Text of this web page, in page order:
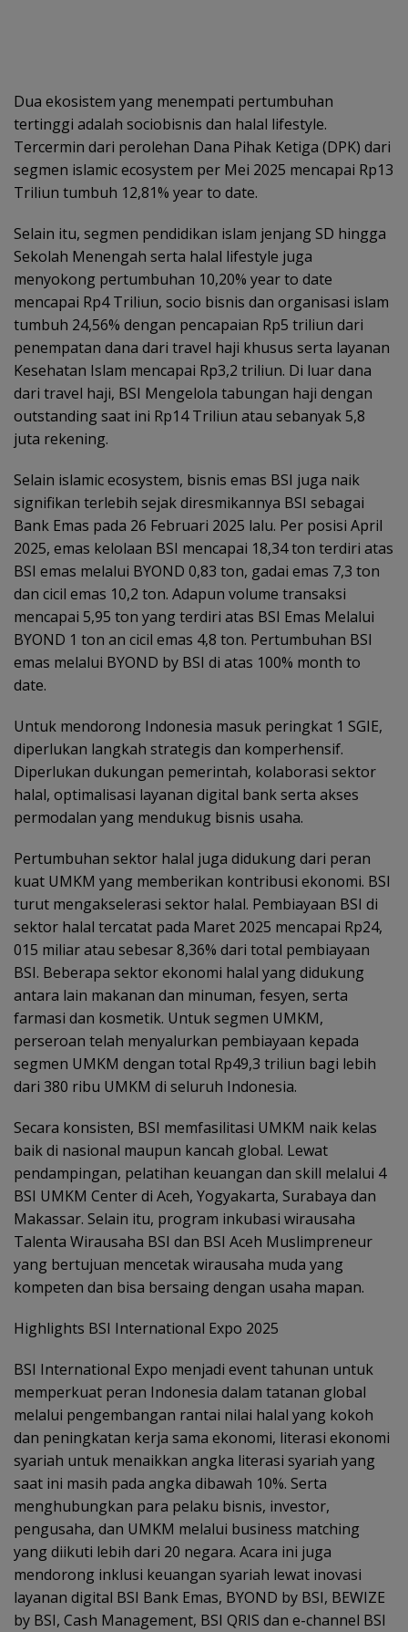
Dua ekosistem yang menempati pertumbuhan
tertinggi adalah sociobisnis dan halal lifestyle.
Tercermin dari perolehan Dana Pihak Ketiga (DPK) dari
segmen islamic ecosystem per Mei 2025 mencapai Rp13
Triliun tumbuh 12,81% year to date.
Selain itu, segmen pendidikan islam jenjang SD hingga
Sekolah Menengah serta halal lifestyle juga
menyokong pertumbuhan 10,20% year to date
mencapai Rp4 Triliun, socio bisnis dan organisasi islam
tumbuh 24,56% dengan pencapaian Rp5 triliun dari
penempatan dana dari travel haji khusus serta layanan
Kesehatan Islam mencapai Rp3,2 triliun. Di luar dana
dari travel haji, BSI Mengelola tabungan haji dengan
outstanding saat ini Rp14 Triliun atau sebanyak 5,8
juta rekening.
Selain islamic ecosystem, bisnis emas BSI juga naik
signifikan terlebih sejak diresmikannya BSI sebagai
Bank Emas pada 26 Februari 2025 lalu. Per posisi April
2025, emas kelolaan BSI mencapai 18,34 ton terdiri atas
BSI emas melalui BYOND 0,83 ton, gadai emas 7,3 ton
dan cicil emas 10,2 ton. Adapun volume transaksi
mencapai 5,95 ton yang terdiri atas BSI Emas Melalui
BYOND 1 ton an cicil emas 4,8 ton. Pertumbuhan BSI
emas melalui BYOND by BSI di atas 100% month to
date.
Untuk mendorong Indonesia masuk peringkat 1 SGIE,
diperlukan langkah strategis dan komperhensif.
Diperlukan dukungan pemerintah, kolaborasi sektor
halal, optimalisasi layanan digital bank serta akses
permodalan yang mendukug bisnis usaha.
Pertumbuhan sektor halal juga didukung dari peran
kuat UMKM yang memberikan kontribusi ekonomi. BSI
turut mengakselerasi sektor halal. Pembiayaan BSI di
sektor halal tercatat pada Maret 2025 mencapai Rp24,
015 miliar atau sebesar 8,36% dari total pembiayaan
BSI. Beberapa sektor ekonomi halal yang didukung
antara lain makanan dan minuman, fesyen, serta
farmasi dan kosmetik. Untuk segmen UMKM,
perseroan telah menyalurkan pembiayaan kepada
segmen UMKM dengan total Rp49,3 triliun bagi lebih
dari 380 ribu UMKM di seluruh Indonesia.
Secara konsisten, BSI memfasilitasi UMKM naik kelas
baik di nasional maupun kancah global. Lewat
pendampingan, pelatihan keuangan dan skill melalui 4
BSI UMKM Center di Aceh, Yogyakarta, Surabaya dan
Makassar. Selain itu, program inkubasi wirausaha
Talenta Wirausaha BSI dan BSI Aceh Muslimpreneur
yang bertujuan mencetak wirausaha muda yang
kompeten dan bisa bersaing dengan usaha mapan.
Highlights BSI International Expo 2025
BSI International Expo menjadi event tahunan untuk
memperkuat peran Indonesia dalam tatanan global
melalui pengembangan rantai nilai halal yang kokoh
dan peningkatan kerja sama ekonomi, literasi ekonomi
syariah untuk menaikkan angka literasi syariah yang
saat ini masih pada angka dibawah 10%. Serta
menghubungkan para pelaku bisnis, investor,
pengusaha, dan UMKM melalui business matching
yang diikuti lebih dari 20 negara. Acara ini juga
mendorong inklusi keuangan syariah lewat inovasi
layanan digital BSI Bank Emas, BYOND by BSI, BEWIZE
by BSI, Cash Management, BSI QRIS dan e-channel BSI